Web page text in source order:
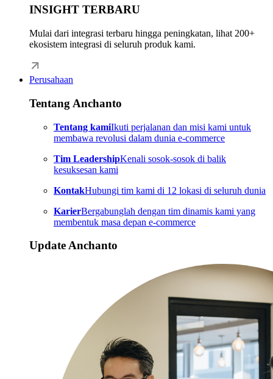
INSIGHT TERBARU
Mulai dari integrasi terbaru hingga peningkatan, lihat 200+
ekosistem integrasi di seluruh produk kami.
Perusahaan
Tentang Anchanto
Tentang kamiIkuti perjalanan dan misi kami untuk
membawa revolusi dalam dunia e-commerce
Tim LeadershipKenali sosok-sosok di balik
kesuksesan kami
KontakHubungi tim kami di 12 lokasi di seluruh dunia
KarierBergabunglah dengan tim dinamis kami yang
membentuk masa depan e-commerce
Update Anchanto